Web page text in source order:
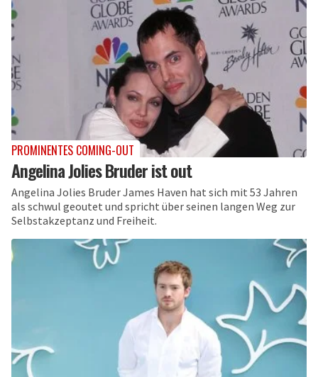
PROMINENTES COMING-OUT
Angelina Jolies Bruder ist out
Angelina Jolies Bruder James Haven hat sich mit 53 Jahren
als schwul geoutet und spricht über seinen langen Weg zur
Selbstakzeptanz und Freiheit.